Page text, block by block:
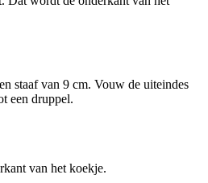
staaf van 9 cm. Vouw de uiteindes
een druppel.
van het koekje.